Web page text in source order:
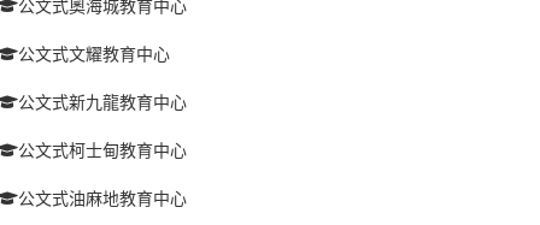
公文式奧海城教育中心
公文式文耀教育中心
公文式新九龍教育中心
公文式柯士甸教育中心
公文式油麻地教育中心